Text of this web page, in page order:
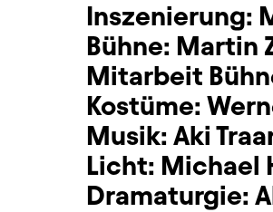
Inszenierung:
Bühne: Martin
Mitarbeit
Kostüme:
Musik: Aki
Licht: Michael
Dramaturgie: